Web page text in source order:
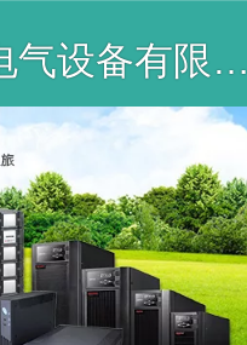
成都龙翔腾达电气设备有限公司